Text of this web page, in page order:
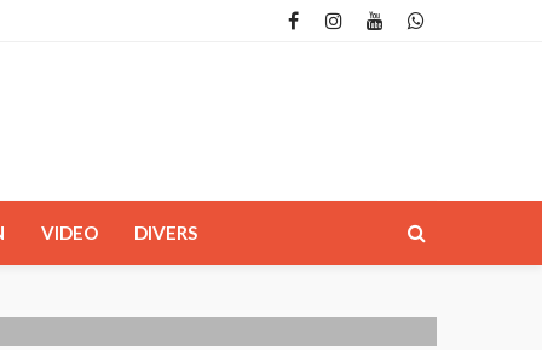
VIDEO DIVERS